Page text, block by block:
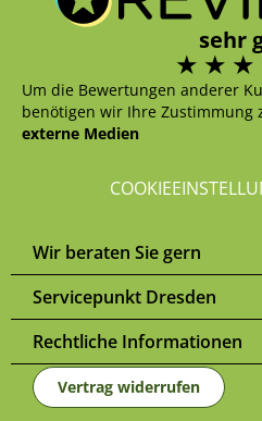
sehr
Um die Bewertungen anderer
benötigen wir Ihre Zustimmung
externe Medien
Wir beraten Sie gern
Servicepunkt Dresden
Rechtliche Informationen
Vertrag widerrufen